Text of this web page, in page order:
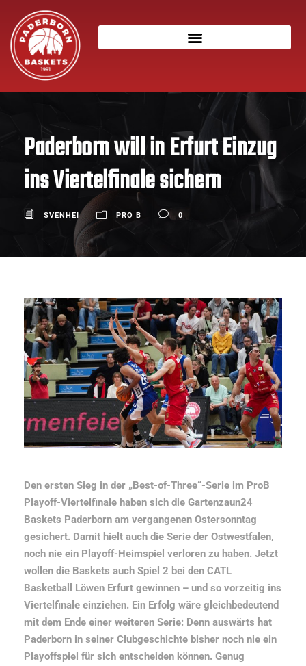
Paderborn will in Erfurt Einzug
ins Viertelfinale sichern
SVENHEI PRO B 0
Den ersten Sieg in der „Best-of-Three“-Serie im ProB
Playoff-Viertelfinale haben sich die Gartenzaun24
Baskets Paderborn am vergangenen Ostersonntag
gesichert. Damit hielt auch die Serie der Ostwestfalen,
noch nie ein Playoff-Heimspiel verloren zu haben. Jetzt
wollen die Baskets auch Spiel 2 bei den CATL
Basketball Löwen Erfurt gewinnen – und so vorzeitig ins
Viertelfinale einziehen. Ein Erfolg wäre gleichbedeutend
mit dem Ende einer weiteren Serie: Denn auswärts hat
Paderborn in seiner Clubgeschichte bisher noch nie ein
Playoffspiel für sich entscheiden können. Genug